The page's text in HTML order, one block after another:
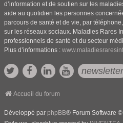
d’information et de soutien sur les
aide au quotidien les personnes
parcours de santé et de vie, par
sur les réseaux sociaux. Maladies Rares
professionnels de santé et du secteur
Plus d’informations :
newsletter
Accueil du forum
Développé par phpBB® Forum Software